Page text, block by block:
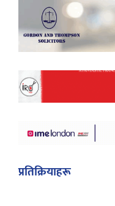
प्रतिक्रियाहरू